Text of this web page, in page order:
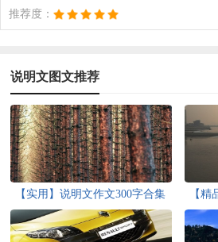
推荐度：
说明文图文推荐
【实用】说明文作文300字合集
十篇
【